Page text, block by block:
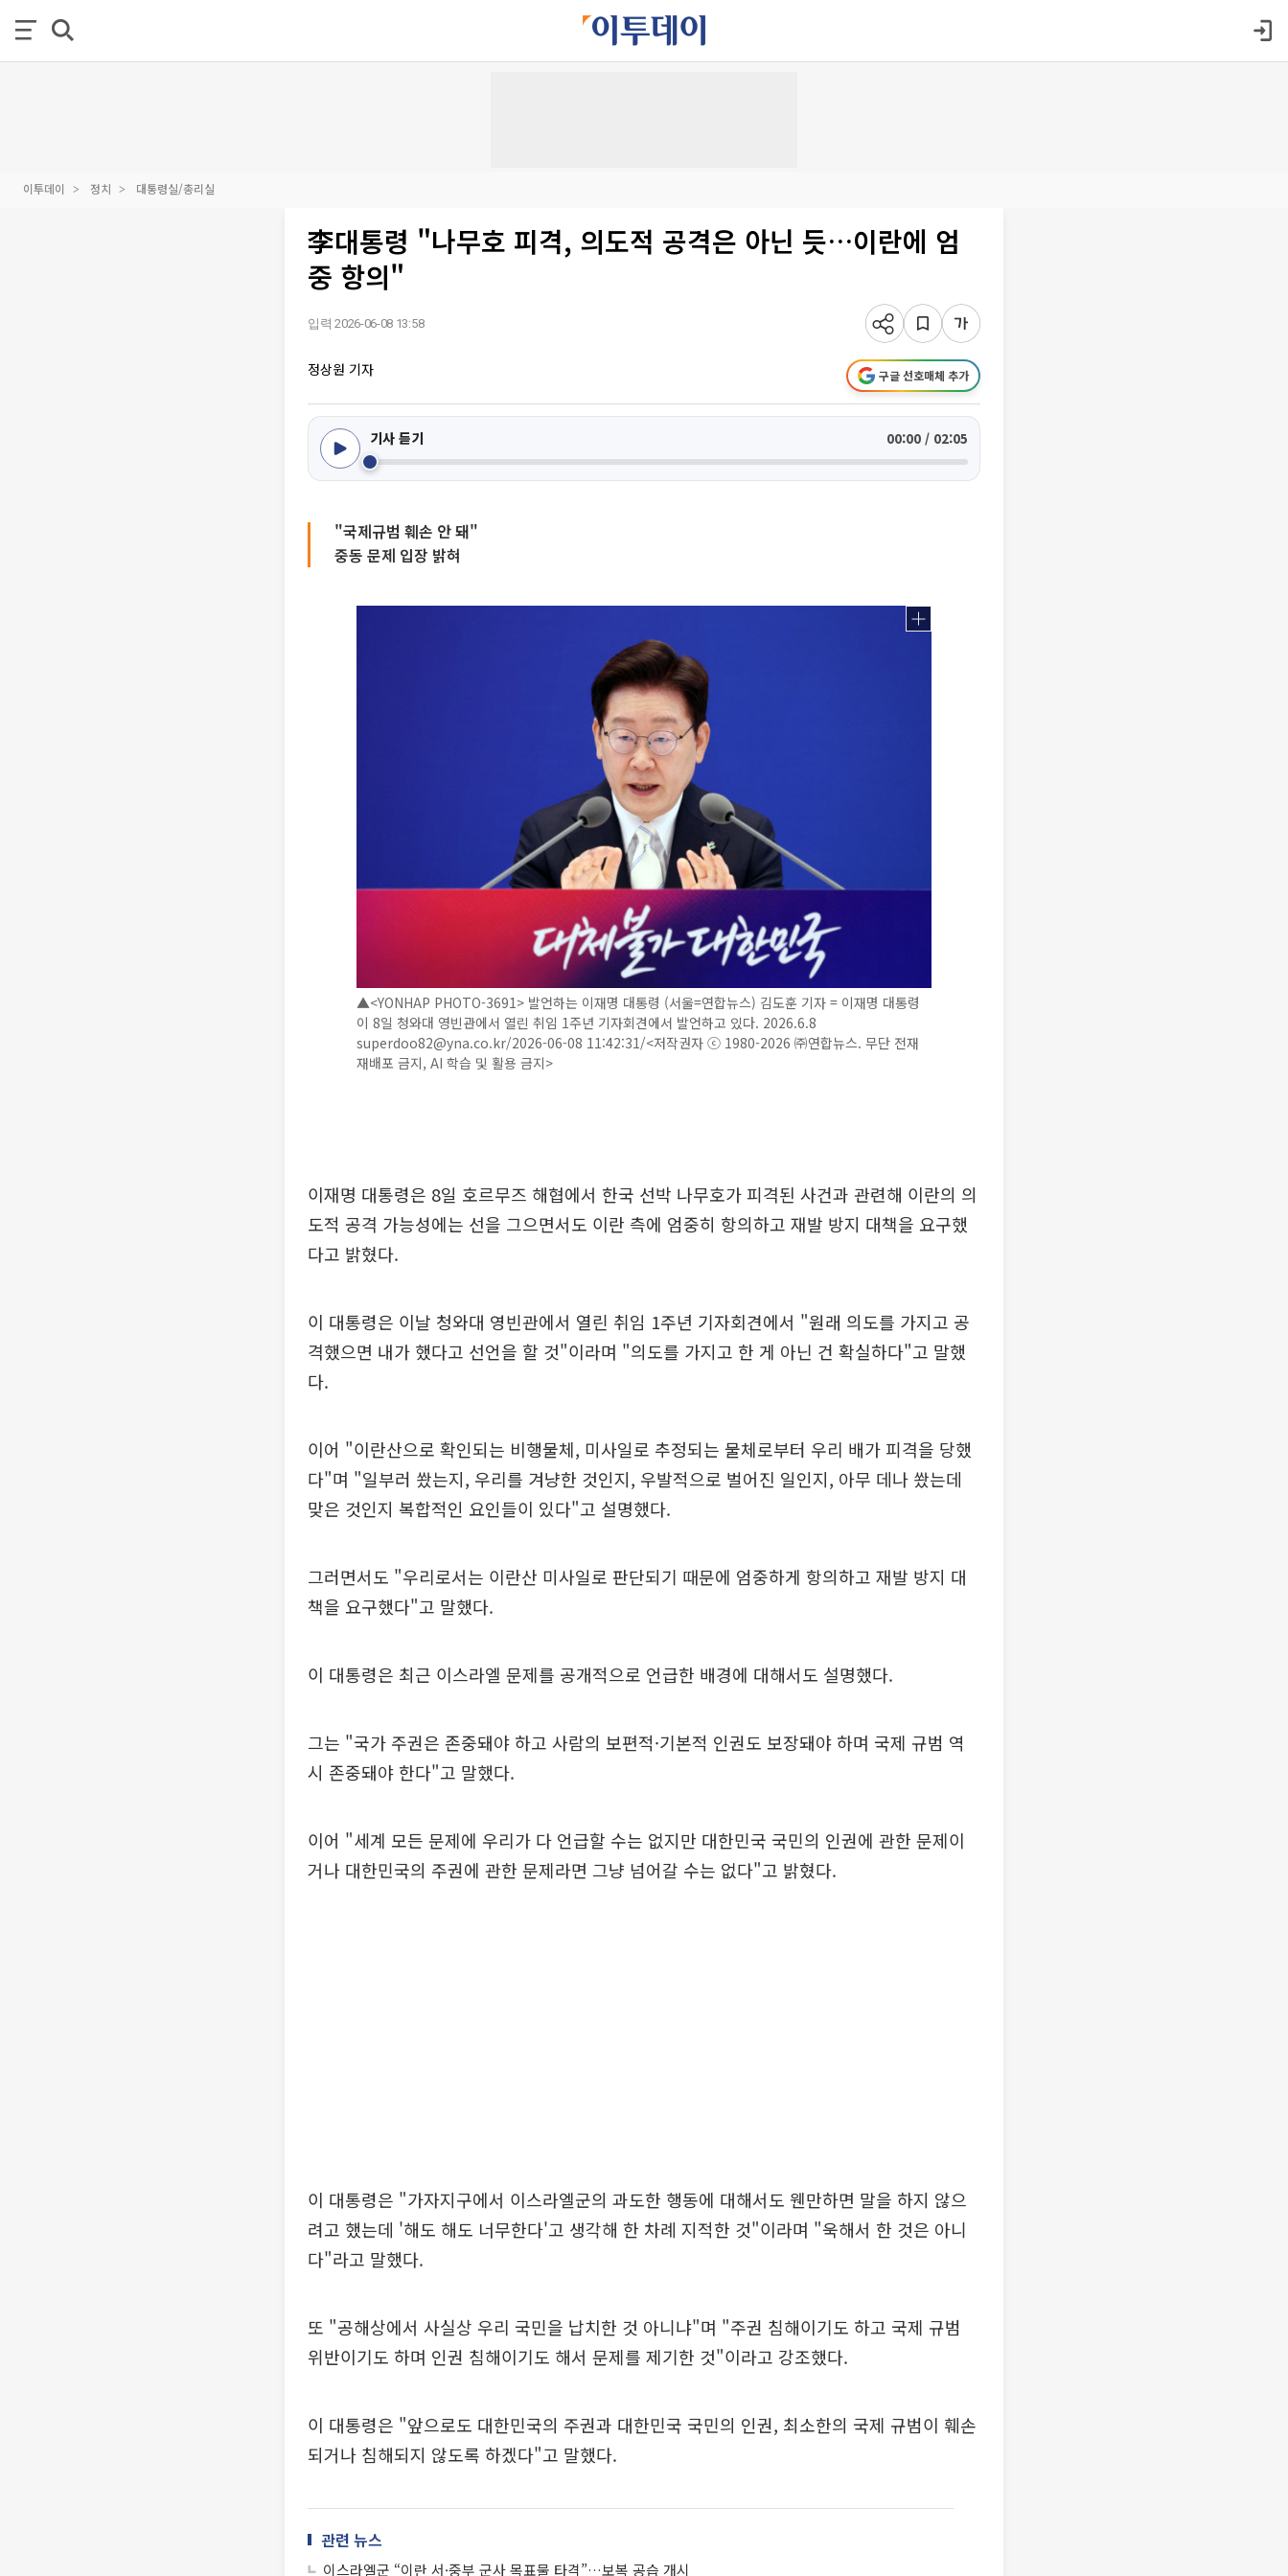
이투데이 정치 대통령실/총리실
李대통령 "나무호 피격, 의도적 공격은 아닌 듯…이란에 엄
중 항의"
입력 2026-06-08 13:58
정상원 기자 구글 선호매체 추가
기사 듣기 00:00 / 02:05
"국제규범 훼손 안 돼"
중동 문제 입장 밝혀
▲<YONHAP PHOTO-3691> 발언하는 이재명 대통령 (서울=연합뉴스) 김도훈 기자 = 이재명 대통령
이 8일 청와대 영빈관에서 열린 취임 1주년 기자회견에서 발언하고 있다. 2026.6.8
superdoo82@yna.co.kr/2026-06-08 11:42:31/<저작권자 ⓒ 1980-2026 ㈜연합뉴스. 무단 전재
재배포 금지, AI 학습 및 활용 금지>
이재명 대통령은 8일 호르무즈 해협에서 한국 선박 나무호가 피격된 사건과 관련해 이란의 의
도적 공격 가능성에는 선을 그으면서도 이란 측에 엄중히 항의하고 재발 방지 대책을 요구했
다고 밝혔다.
이 대통령은 이날 청와대 영빈관에서 열린 취임 1주년 기자회견에서 "원래 의도를 가지고 공
격했으면 내가 했다고 선언을 할 것"이라며 "의도를 가지고 한 게 아닌 건 확실하다"고 말했
다.
이어 "이란산으로 확인되는 비행물체, 미사일로 추정되는 물체로부터 우리 배가 피격을 당했
다"며 "일부러 쐈는지, 우리를 겨냥한 것인지, 우발적으로 벌어진 일인지, 아무 데나 쐈는데
맞은 것인지 복합적인 요인들이 있다"고 설명했다.
그러면서도 "우리로서는 이란산 미사일로 판단되기 때문에 엄중하게 항의하고 재발 방지 대
책을 요구했다"고 말했다.
이 대통령은 최근 이스라엘 문제를 공개적으로 언급한 배경에 대해서도 설명했다.
그는 "국가 주권은 존중돼야 하고 사람의 보편적·기본적 인권도 보장돼야 하며 국제 규범 역
시 존중돼야 한다"고 말했다.
이어 "세계 모든 문제에 우리가 다 언급할 수는 없지만 대한민국 국민의 인권에 관한 문제이
거나 대한민국의 주권에 관한 문제라면 그냥 넘어갈 수는 없다"고 밝혔다.
이 대통령은 "가자지구에서 이스라엘군의 과도한 행동에 대해서도 웬만하면 말을 하지 않으
려고 했는데 '해도 해도 너무한다'고 생각해 한 차례 지적한 것"이라며 "욱해서 한 것은 아니
다"라고 말했다.
또 "공해상에서 사실상 우리 국민을 납치한 것 아니냐"며 "주권 침해이기도 하고 국제 규범
위반이기도 하며 인권 침해이기도 해서 문제를 제기한 것"이라고 강조했다.
이 대통령은 "앞으로도 대한민국의 주권과 대한민국 국민의 인권, 최소한의 국제 규범이 훼손
되거나 침해되지 않도록 하겠다"고 말했다.
관련 뉴스
이스라엘군 “이란 서·중부 군사 목표물 타격”…보복 공습 개시